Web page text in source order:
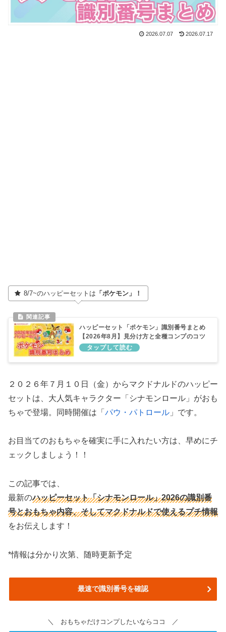
2026.07.07 2026.07.17
8/7~のハッピーセットは 「ポケモン」！
ハッピーセット「ポケモン」識別番号まとめ
【2026年8月】見分け方と全種コンプのコツ
２０２６年７月１０日（金）からマクドナルドのハッピー
セットは、大人気キャラクター「シナモンロール」がおも
ちゃで登場。同時開催は「 パウ・パトロール 」です。
お目当てのおもちゃを確実に手に入れたい方は、早めにチ
ェックしましょう！！
この記事では、
最新のハッピーセット「シナモンロール」2026の識別番
号とおもちゃ内容、そしてマクドナルドで使えるプチ情報
をお伝えします！
*情報は分かり次第、随時更新予定
最速で識別番号を確認
＼ おもちゃだけコンプしたいならココ ／